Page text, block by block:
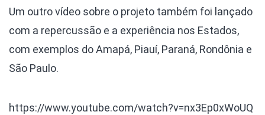
Um outro vídeo sobre o projeto também foi lançado
com a repercussão e a experiência nos Estados,
com exemplos do Amapá, Piauí, Paraná, Rondônia e
São Paulo.
https://www.youtube.com/watch?v=nx3Ep0xWoUQ